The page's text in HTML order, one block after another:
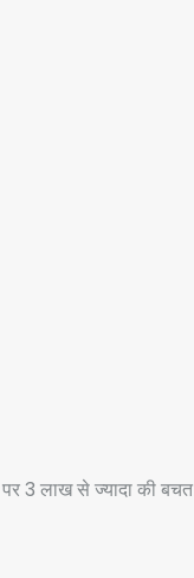
3 लाख से ज्यादा की बचत